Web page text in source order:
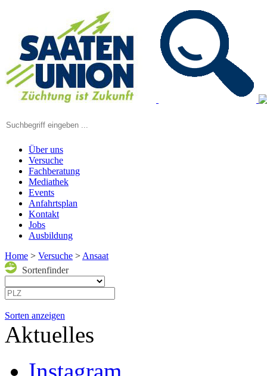
Über uns
Versuche
Fachberatung
Mediathek
Events
Anfahrtsplan
Kontakt
Jobs
Ausbildung
Home > Versuche > Ansaat
Sortenfinder
Sorten anzeigen
Aktuelles